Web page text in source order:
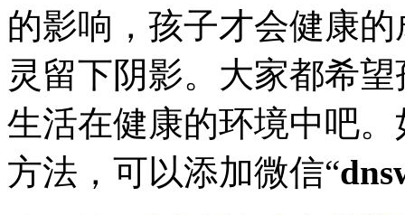
的影响，孩子才会健康
灵留下阴影。大家都希
生活在健康的环境中吧
方法，可以添加微信“